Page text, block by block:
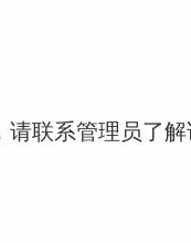
请联系管理员了